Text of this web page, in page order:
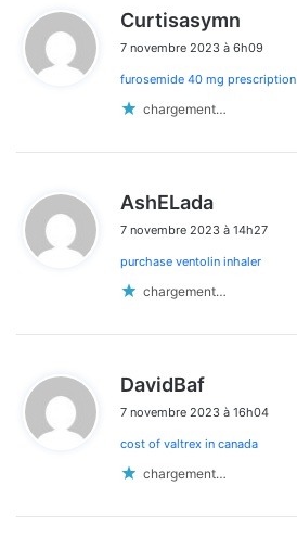
Curtisasymn
t
7 novembre 2023 à 6h09
furosemide 40 mg prescription
chargement…
AshELada
t
7 novembre 2023 à 14h27
purchase ventolin inhaler
chargement…
DavidBaf
t
7 novembre 2023 à 16h04
cost of valtrex in canada
chargement…